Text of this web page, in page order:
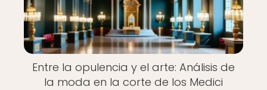
Entre la opulencia y el arte: Análisis de
la moda en la corte de los Medici